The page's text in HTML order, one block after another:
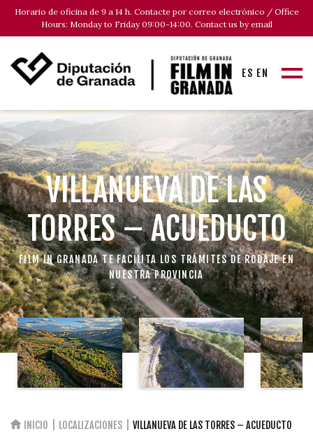
Horario de oficina de 9 a 14 h. Contacte por correo electrónico / Office
Hours: Monday to Friday 09:00-14:00. Contact us by email
ES EN
VILLANUEVA DE LAS
TORRES – ACUEDUCTO
FILM IN GRANADA TE FACILITA LOS TRÁMITES DE RODAJE EN
NUESTRA PROVINCIA
INICIO LOCALIZACIONES VILLANUEVA DE LAS TORRES – ACUEDUCTO